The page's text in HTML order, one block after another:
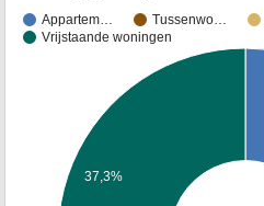
Appartem… Tussenwo…
Vrijstaande woningen
37,3%